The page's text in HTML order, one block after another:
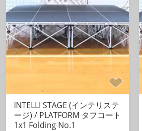
INTELLI STAGE (インテリステ
ージ) / PLATFORM タフコート
1x1 Folding No.1